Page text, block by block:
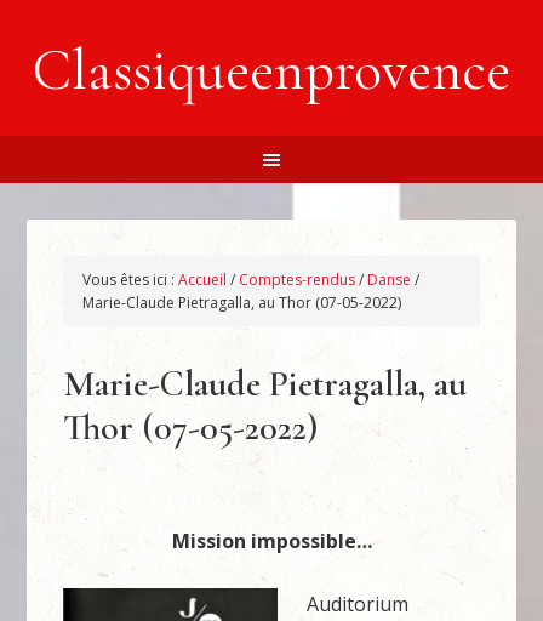
Classiqueenprovence
Vous êtes ici :Accueil / Comptes-rendus/ Danse /
Marie-Claude Pietragalla, au Thor (07-05-2022)
Marie-Claude Pietragalla, au
Thor (07-05-2022)
Mission impossible…
Auditorium